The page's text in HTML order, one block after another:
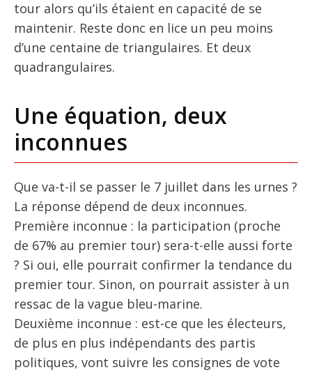
tour alors qu’ils étaient en capacité de se
maintenir. Reste donc en lice un peu moins
d’une centaine de triangulaires. Et deux
quadrangulaires.
Une équation, deux
inconnues
Que va-t-il se passer le 7 juillet dans les urnes ?
La réponse dépend de deux inconnues.
Première inconnue : la participation (proche
de 67% au premier tour) sera-t-elle aussi forte
? Si oui, elle pourrait confirmer la tendance du
premier tour. Sinon, on pourrait assister à un
ressac de la vague bleu-marine.
Deuxième inconnue : est-ce que les électeurs,
de plus en plus indépendants des partis
politiques, vont suivre les consignes de vote